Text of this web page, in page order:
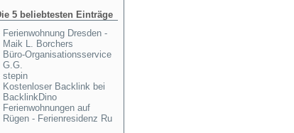
5 beliebtesten Einträge
Ferienwohnung Dresden -
Maik L. Borchers
Büro-Organisationsservice
G.G.
stepin
Kostenloser Backlink bei
BacklinkDino
Ferienwohnungen auf
Rügen - Ferienresidenz Ru